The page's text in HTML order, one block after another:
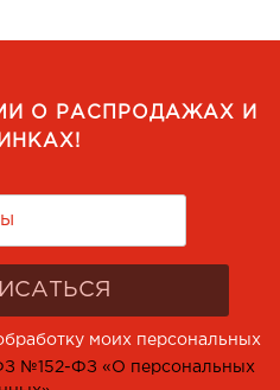
О РАСПРОДАЖАХ И
моих персональных
№152-ФЗ «О персональных